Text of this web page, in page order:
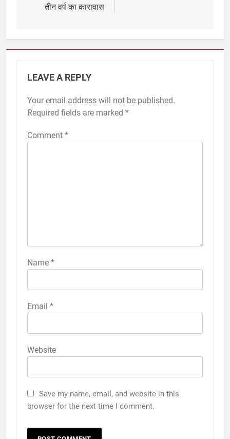
तीन वर्ष का कारावास
LEAVE A REPLY
Your email address will not be published.
Required fields are marked *
Comment *
Name *
Email *
Website
Save my name, email, and website in this
browser for the next time I comment.